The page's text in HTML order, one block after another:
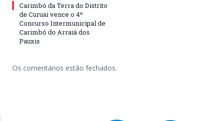
Carimbó da Terra do Distrito
de Curuai vence o 4º
Concurso Intermunicipal de
Carimbó do Arraiá dos
Pauxis
Os comentários estão fechados.